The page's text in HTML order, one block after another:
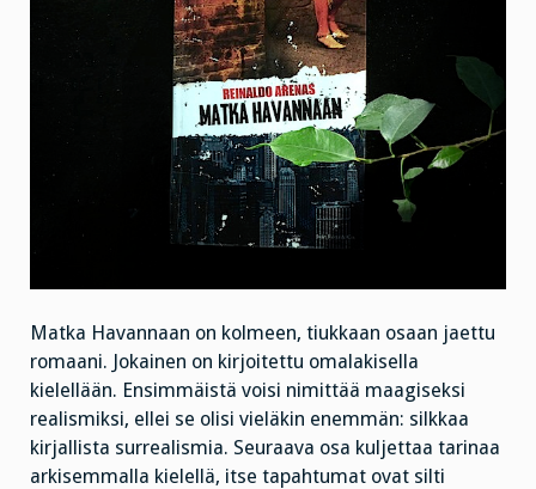
Matka Havannaan on kolmeen, tiukkaan osaan jaettu
romaani. Jokainen on kirjoitettu omalakisella
kielellään. Ensimmäistä voisi nimittää maagiseksi
realismiksi, ellei se olisi vieläkin enemmän: silkkaa
kirjallista surrealismia. Seuraava osa kuljettaa tarinaa
arkisemmalla kielellä, itse tapahtumat ovat silti